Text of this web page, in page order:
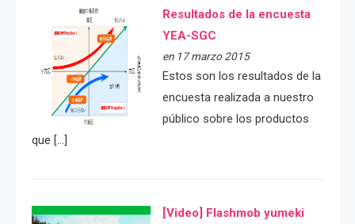
Resultados de la encuesta
YEA-SGC
en 17 marzo 2015
Estos son los resultados de la
encuesta realizada a nuestro
público sobre los productos
que […]
[Video] Flashmob yumeki